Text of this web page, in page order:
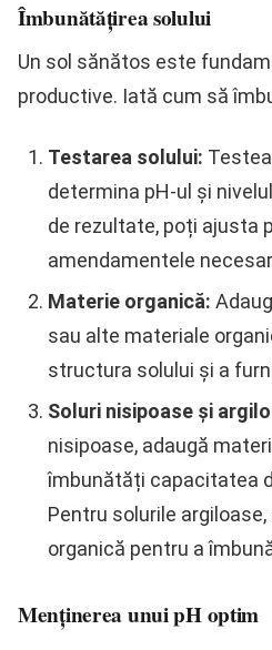
Îmbunătățirea solului
Un sol sănătos este
productive. Iată cum să
Testarea solului:
determina pH-ul și
de rezultate, poți ajusta
amendamentele
Materie organică:
sau alte materiale
structura solului și a
Soluri nisipoase și
nisipoase, adaugă
îmbunătăți capacitatea
Pentru solurile
organică pentru a
Menținerea unui pH optim